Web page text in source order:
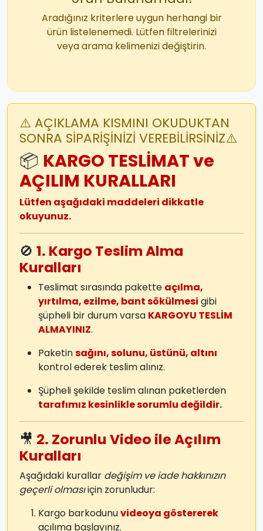
Aradığınız kriterlere uygun herhangi bir
ürün listelenemedi. Lütfen filtrelerinizi
veya arama kelimenizi değiştirin.
⚠️ AÇIKLAMA KISMINI OKUDUKTAN
SONRA SİPARİŞİNİZİ VEREBİLİRSİNİZ⚠️
📦 KARGO TESLİMAT ve
AÇILIM KURALLARI
Lütfen aşağıdaki maddeleri dikkatle
okuyunuz.
🚫 1. Kargo Teslim Alma
Kuralları
Teslimat sırasında pakette açılma,
yırtılma, ezilme, bant sökülmesi gibi
şüpheli bir durum varsa KARGOYU TESLİM
ALMAYINIZ.
Paketinsağını, solunu, üstünü, altını
kontrol ederek teslim alınız.
Şüpheli şekilde teslim alınan paketlerden
tarafımız kesinlikle sorumlu değildir.
🎥 2. Zorunlu Video ile Açılım
Kuralları
Aşağıdaki kurallar değişim ve iade hakkınızın
geçerli olmasıiçin zorunludur:
Kargo barkodunuvideoya göstererek
açılıma başlayınız.